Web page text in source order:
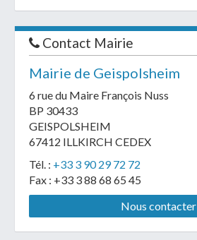
flyer
TAG - Padel vu
ciel
TAG - Vue
Contact Mairie
Mairie de Geispolsheim
6 rue du Maire François Nuss
BP 30433
GEISPOLSHEIM
67412 ILLKIRCH CEDEX
Tél. : +33 3 90 29 72 72
Fax : +33 3 88 68 65 45
Nous contacter